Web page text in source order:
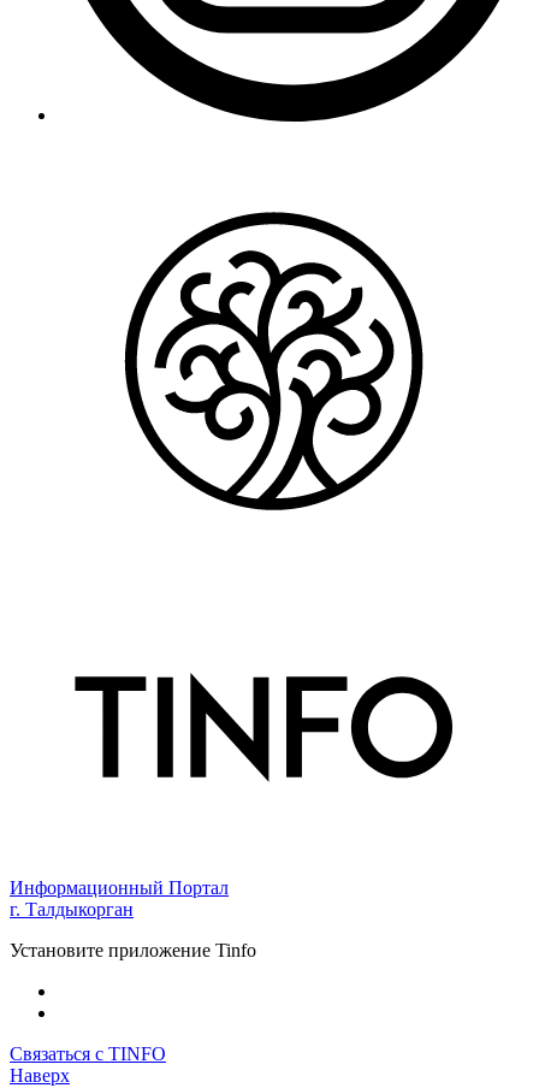
Информационный Портал
г. Талдыкорган
Установите приложение Tinfo
Связаться с TINFO
Наверх